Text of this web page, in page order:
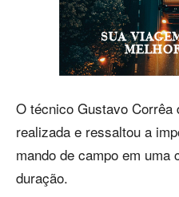
O técnico Gustavo Corrêa
realizada e ressaltou a
mando de campo em uma
duração.